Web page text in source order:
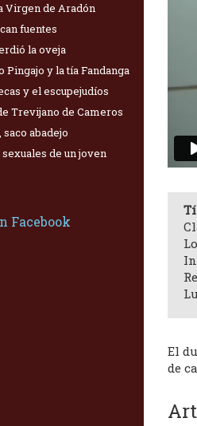
Virgen de Aradón
fuentes
la oveja
Pingajo y la tía Fandanga
y el escupejudíos
Trevijano de Cameros
abadejo
de un joven
Facebook
El
de